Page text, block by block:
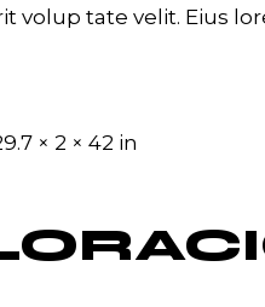
volup tate velit. Eius
× 2 × 42 in